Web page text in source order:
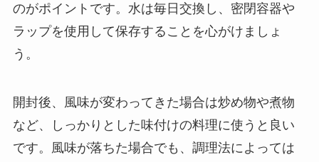
のがポイントです。水は毎日交換し、密閉容器や
ラップを使用して保存することを心がけましょ
う。
開封後、風味が変わってきた場合は炒め物や煮物
など、しっかりとした味付けの料理に使うと良い
です。風味が落ちた場合でも、調理法によっては